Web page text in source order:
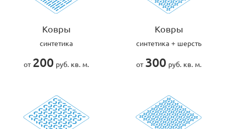
Ковры
синтетика
от 200 руб. кв. м.
Ковры
синтетика + шерсть
от 300 руб. кв. м.